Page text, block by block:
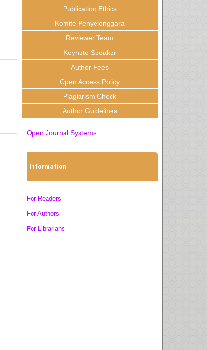
Publication Ethics
Komite Penyelenggara
Reviewer Team
Keynote Speaker
Author Fees
Open Access Policy
Plagiarism Check
Author Guidelines
Open Journal Systems
Information
For Readers
For Authors
For Librarians